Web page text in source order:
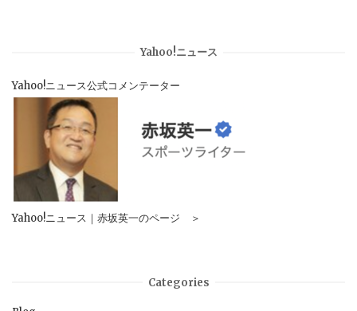
Yahoo!ニュース
Yahoo!ニュース公式コメンテーター
Yahoo!ニュース｜赤坂英一のページ ＞
Categories